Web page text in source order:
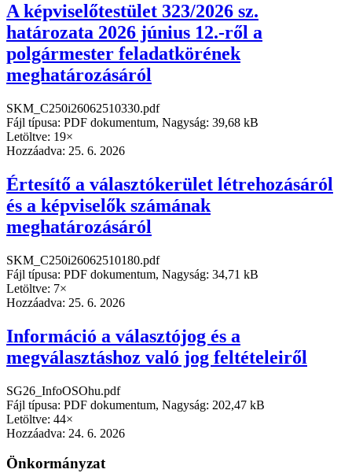
A képviselőtestület 323/2026 sz.
határozata 2026 június 12.-ről a
polgármester feladatkörének
meghatározásáról
SKM_C250i26062510330.pdf
Fájl típusa: PDF dokumentum, Nagyság: 39,68 kB
Letöltve: 19×
Hozzáadva: 25. 6. 2026
Értesítő a választókerület létrehozásáról
és a képviselők számának
meghatározásáról
SKM_C250i26062510180.pdf
Fájl típusa: PDF dokumentum, Nagyság: 34,71 kB
Letöltve: 7×
Hozzáadva: 25. 6. 2026
Információ a választójog és a
megválasztáshoz való jog feltételeiről
SG26_InfoOSOhu.pdf
Fájl típusa: PDF dokumentum, Nagyság: 202,47 kB
Letöltve: 44×
Hozzáadva: 24. 6. 2026
Önkormányzat